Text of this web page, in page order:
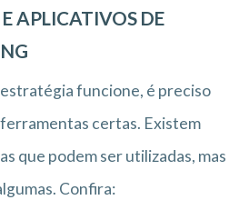
APLICATIVOS DE
estratégia funcione, é preciso
certas. Existem
que podem ser utilizadas, mas
Confira: